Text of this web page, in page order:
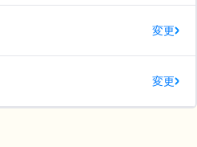
変更
変更